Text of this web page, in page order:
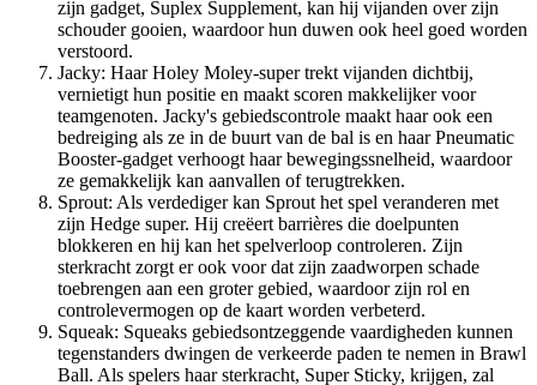
zijn gadget, Suplex Supplement, kan hij vijanden over zijn
schouder gooien, waardoor hun duwen ook heel goed worden
verstoord.
Jacky: Haar Holey Moley-super trekt vijanden dichtbij,
vernietigt hun positie en maakt scoren makkelijker voor
teamgenoten. Jacky's gebiedscontrole maakt haar ook een
bedreiging als ze in de buurt van de bal is en haar Pneumatic
Booster-gadget verhoogt haar bewegingssnelheid, waardoor
ze gemakkelijk kan aanvallen of terugtrekken.
Sprout: Als verdediger kan Sprout het spel veranderen met
zijn Hedge super. Hij creëert barrières die doelpunten
blokkeren en hij kan het spelverloop controleren. Zijn
sterkracht zorgt er ook voor dat zijn zaadworpen schade
toebrengen aan een groter gebied, waardoor zijn rol en
controlevermogen op de kaart worden verbeterd.
Squeak: Squeaks gebiedsontzeggende vaardigheden kunnen
tegenstanders dwingen de verkeerde paden te nemen in Brawl
Ball. Als spelers haar sterkracht, Super Sticky, krijgen, zal